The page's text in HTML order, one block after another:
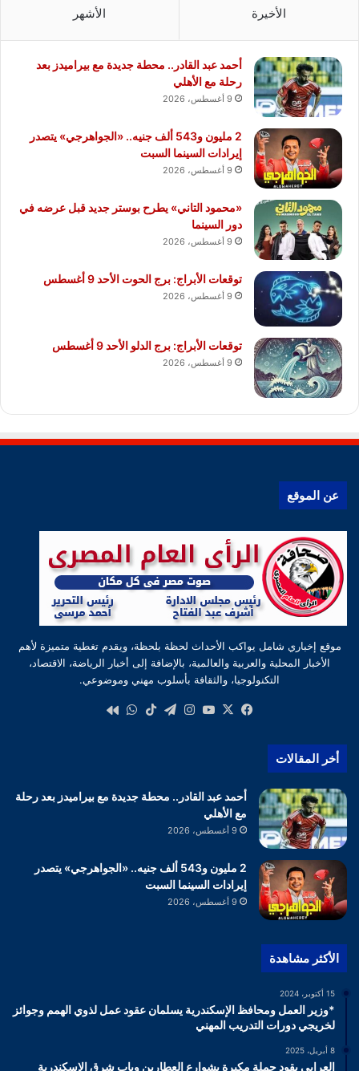
الأخيرة الأشهر
أحمد عبد القادر.. محطة جديدة مع بيراميدز بعد
رحلة مع الأهلي
9 أغسطس، 2026
2 مليون و543 ألف جنيه.. «الجواهرجي» يتصدر
إيرادات السينما السبت
9 أغسطس، 2026
«محمود التاني» يطرح بوستر جديد قبل عرضه في
دور السينما
9 أغسطس، 2026
توقعات الأبراج: برج الحوت الأحد 9 أغسطس
9 أغسطس، 2026
توقعات الأبراج: برج الدلو الأحد 9 أغسطس
9 أغسطس، 2026
عن الموقع
موقع إخباري شامل يواكب الأحداث لحظة بلحظة، ويقدم تغطية متميزة لأهم
الأخبار المحلية والعربية والعالمية، بالإضافة إلى أخبار الرياضة، الاقتصاد،
التكنولوجيا، والثقافة بأسلوب مهني وموضوعي.
فيسبوك
‫X
‫YouTube
انستقرام
تيلقرام‫TikTokواتساب
أخر المقالات
أحمد عبد القادر.. محطة جديدة مع بيراميدز بعد رحلة
مع الأهلي
9 أغسطس، 2026
2 مليون و543 ألف جنيه.. «الجواهرجي» يتصدر
إيرادات السينما السبت
9 أغسطس، 2026
الأكثر مشاهدة
15 أكتوبر، 2024
*وزير العمل ومحافظ الإسكندرية يسلمان عقود عمل لذوي الهمم وجوائز
لخريجي دورات التدريب المهني
8 أبريل، 2025
العرابي يقود حملة مكبرة بشوارع العطارين وباب شرق الإسكندرية